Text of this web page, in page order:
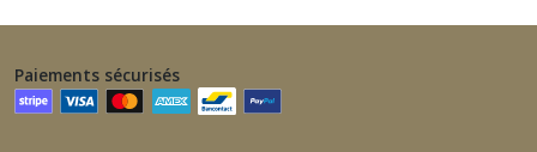
Paiements sécurisés